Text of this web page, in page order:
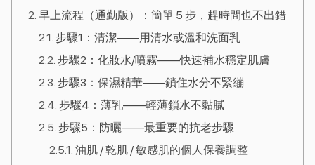
早上流程（通勤版）：簡單 5 步，趕時間也不出錯
步驟1：清潔——用清水或溫和洗面乳
步驟2：化妝水/噴霧——快速補水穩定肌膚
步驟3：保濕精華——鎖住水分不緊繃
步驟4：薄乳——輕薄鎖水不黏膩
步驟5：防曬——最重要的抗老步驟
油肌 / 乾肌 / 敏感肌的個人保養調整